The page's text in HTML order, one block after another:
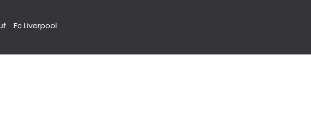
Fc Liverpool